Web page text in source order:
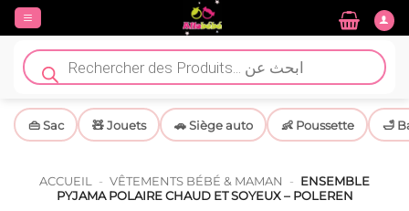
Passer
contenu
Recherche
de
produits
👜 Sac 🧸 Jouets 🚗 Siège auto 👶 Poussette 🛁
ACCUEIL - VÊTEMENTS BÉBÉ & MAMAN - ENSEMBLE
PYJAMA POLAIRE CHAUD ET SOYEUX – POLEREN